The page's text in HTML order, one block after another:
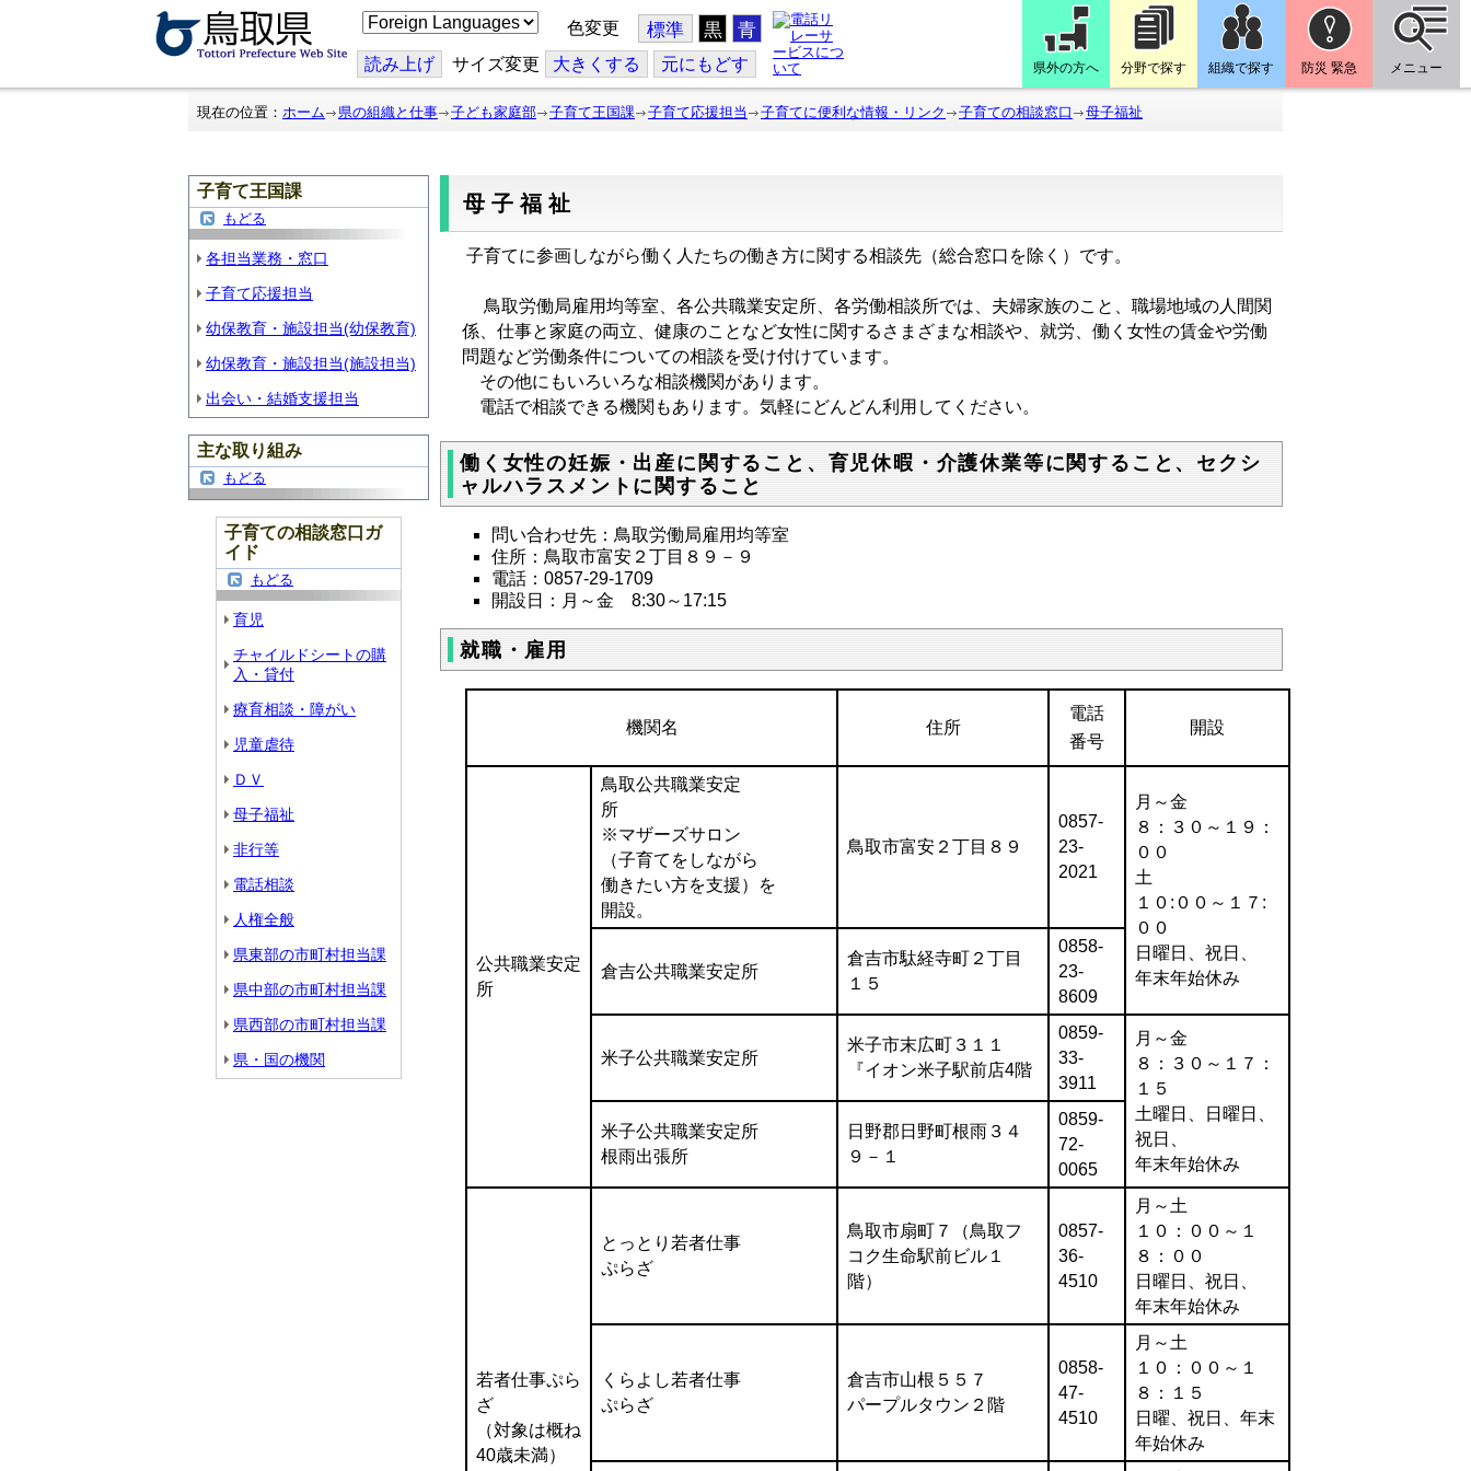
こ
の
ジ
を
翻
色変更 標準 黒 青
読み上げ サイズ変更 大きくする 元にもどす 県外の方へ 分野で探す 組織で探す 防災 緊急 メニュー
現在の位置： ホーム 県の組織と仕事 子ども家庭部 子育て王国課 子育て応援担当 子育てに便利な情報・リンク 子育ての相談窓口 母子福祉
子育て王国課
もどる
各担当業務・窓口
子育て応援担当
幼保教育・施設担当(幼保教育)
幼保教育・施設担当(施設担当)
出会い・結婚支援担当
主な取り組み
もどる
子育ての相談窓口ガ
イド
もどる
育児
チャイルドシートの購
入・貸付
療育相談・障がい
児童虐待
ＤＶ
母子福祉
非行等
電話相談
人権全般
県東部の市町村担当課
県中部の市町村担当課
県西部の市町村担当課
県・国の機関
母子福祉
子育てに参画しながら働く人たちの働き方に関する相談先（総合窓口を除く）です。
鳥取労働局雇用均等室、各公共職業安定所、各労働相談所では、夫婦家族のこと、職場地域の人間関
係、仕事と家庭の両立、健康のことなど女性に関するさまざまな相談や、就労、働く女性の賃金や労働
問題など労働条件についての相談を受け付けています。
その他にもいろいろな相談機関があります。
電話で相談できる機関もあります。気軽にどんどん利用してください。
働く女性の妊娠・出産に関すること、育児休暇・介護休業等に関すること、セクシ
ャルハラスメントに関すること
問い合わせ先：鳥取労働局雇用均等室
住所：鳥取市富安２丁目８９－９
電話：0857-29-1709
開設日：月～金 8:30～17:15
就職・雇用
機関名 住所
電話
番号
開設
公共職業安定
所
鳥取公共職業安定
所
※マザーズサロン
（子育てをしながら
働きたい方を支援）を
開設。
鳥取市富安２丁目８９
0857-
23-
2021
月～金
８：３０～１９：
００
土
１０:００～１７:
００
日曜日、祝日、
年末年始休み
倉吉公共職業安定所
倉吉市駄経寺町２丁目
１５
0858-
23-
8609
米子公共職業安定所
米子市末広町３１１
『イオン米子駅前店4階
0859-
33-
3911
月～金
８：３０～１７：
１５
土曜日、日曜日、
祝日、
年末年始休み
米子公共職業安定所
根雨出張所
日野郡日野町根雨３４
９－１
0859-
72-
0065
若者仕事ぷら
ざ
（対象は概ね
40歳未満）
とっとり若者仕事
ぷらざ
鳥取市扇町７（鳥取フ
コク生命駅前ビル１
階）
0857-
36-
4510
月～土
１０：００～１
８：００
日曜日、祝日、
年末年始休み
くらよし若者仕事
ぷらざ
倉吉市山根５５７
パープルタウン２階
0858-
47-
4510
月～土
１０：００～１
８：１５
日曜、祝日、年末
年始休み